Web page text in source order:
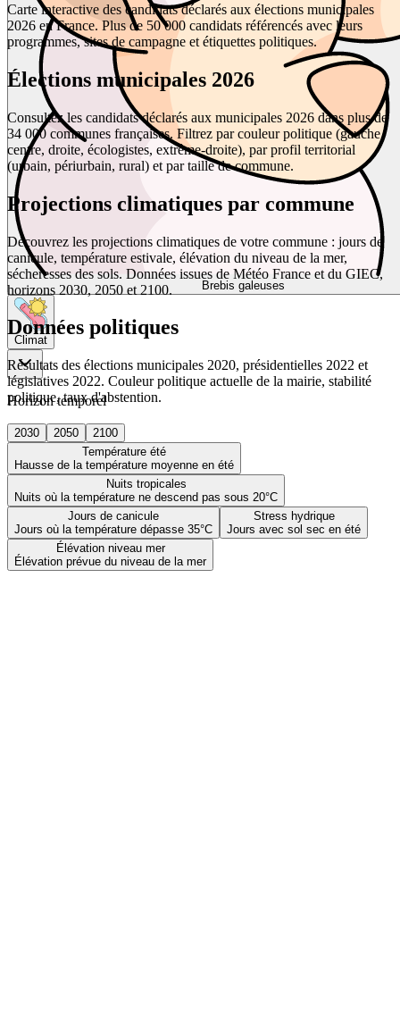
Brebis galeuses
Climat
Horizon temporel
2030 2050
2100
Température été
Hausse de la température moyenne en été
Nuits tropicales
Nuits où la température ne descend pas sous 20°C
Jours de canicule
Jours où la température dépasse 35°C
Stress hydrique
Jours avec sol sec en été
Élévation niveau mer
Élévation prévue du niveau de la mer
Carte interactive des candidats déclarés aux élections municipales
2026 en France. Plus de 50 000 candidats référencés avec leurs
programmes, sites de campagne et étiquettes politiques.
Élections municipales 2026
Consultez les candidats déclarés aux municipales 2026 dans plus de
34 000 communes françaises. Filtrez par couleur politique (gauche,
centre, droite, écologistes, extrême-droite), par profil territorial
(urbain, périurbain, rural) et par taille de commune.
Projections climatiques par commune
Découvrez les projections climatiques de votre commune : jours de
canicule, température estivale, élévation du niveau de la mer,
sécheresses des sols. Données issues de Météo France et du GIEC,
horizons 2030, 2050 et 2100.
Données politiques
Résultats des élections municipales 2020, présidentielles 2022 et
législatives 2022. Couleur politique actuelle de la mairie, stabilité
politique, taux d'abstention.